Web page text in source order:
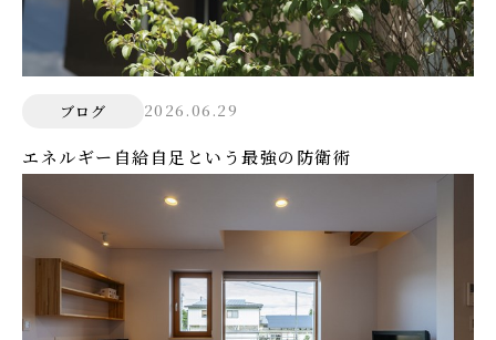
ブログ 2026.06.29
エネルギー自給自足という最強の防衛術